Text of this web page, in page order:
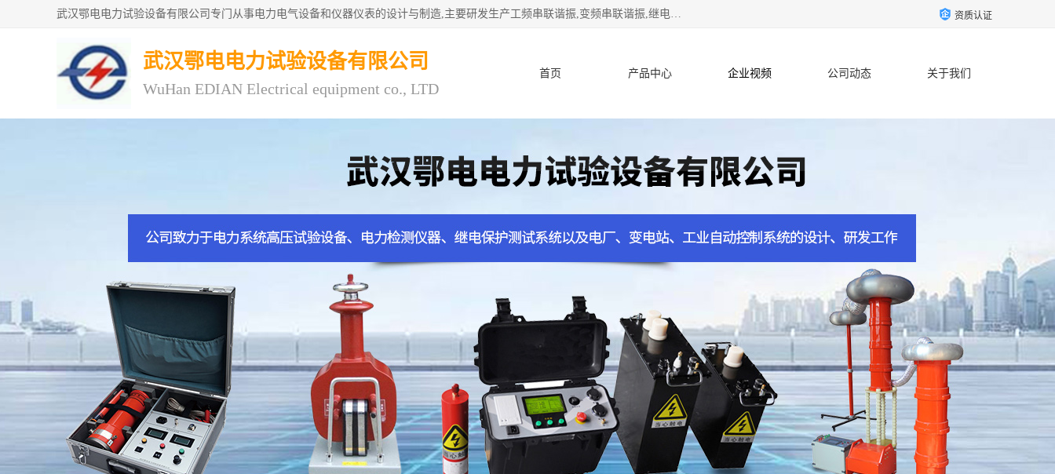
武汉鄂电电力试验设备有限公司专门从事电力电气设备和仪器仪表的设计与制造,主要研发生产工频串联谐振,变频串联谐振,继电保护测试仪,电缆故障测试仪,直流电阻测试仪,接地电阻测试仪等一百多种高品质产品.坚持奉行"质量一,客户至上"的服务宗旨。 资质认证
武汉鄂电电力试验设备有限公司
WuHan EDIAN Electrical equipment co., LTD
首页 产品中心 企业视频 公司动态 关于我们